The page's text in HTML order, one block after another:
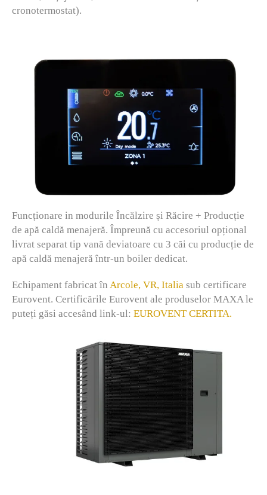
cronotermostat).
Funcționare in modurile Încălzire și Răcire + Producție
de apă caldă menajeră. Împreună cu accesoriul opțional
livrat separat tip vană deviatoare cu 3 căi cu producție de
apă caldă menajeră într-un boiler dedicat.
Echipament fabricat în Arcole, VR, Italia sub certificare
Eurovent. Certificările Eurovent ale produselor MAXA le
puteți găsi accesând link-ul: EUROVENT CERTITA.